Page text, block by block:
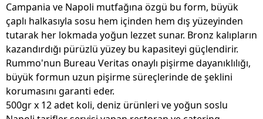
Campania ve Napoli mutfağına özgü bu form, büyük
çaplı halkasıyla sosu hem içinden hem dış yüzeyinden
tutarak her lokmada yoğun lezzet sunar. Bronz kalıpların
kazandırdığı pürüzlü yüzey bu kapasiteyi güçlendirir.
Rummo'nun Bureau Veritas onaylı pişirme dayanıklılığı,
büyük formun uzun pişirme süreçlerinde de şeklini
korumasını garanti eder.
500gr x 12 adet koli, deniz ürünleri ve yoğun soslu